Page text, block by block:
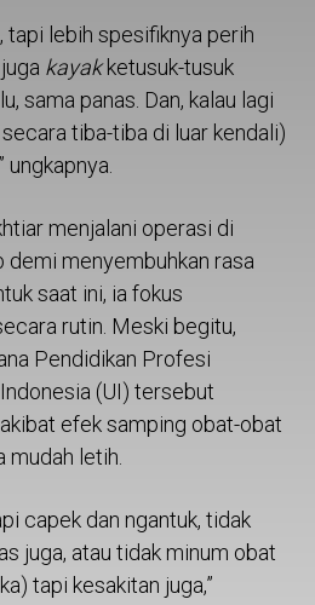
tapi lebih spesifiknya perih
kayakketusuk-tusuk
sama panas. Dan, kalau lagi
tiba-tiba di luar kendali)
ungkapnya.
menjalani operasi di
demi menyembuhkan rasa
saat ini, ia fokus
rutin. Meski begitu,
Pendidikan Profesi
(UI) tersebut
efek samping obat-obat
letih.
capek dan ngantuk, tidak
juga, atau tidak minum obat
tapi kesakitan juga,”